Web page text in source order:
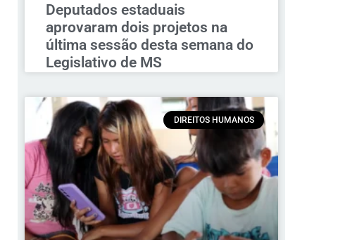
Deputados estaduais
aprovaram dois projetos na
última sessão desta semana do
Legislativo de MS
DIREITOS HUMANOS